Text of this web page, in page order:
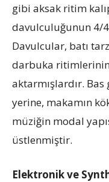
gibi aksak ritim
davulculuğunun 4/
Davulcular, batı
darbuka
aktarmışlardır.
yerine, makamın
müziğin modal
üstlenmiştir.
Elektronik ve